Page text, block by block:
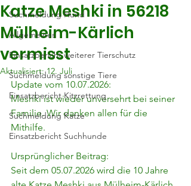
Suchmeldung Hund
Allgemeines
Einsatzbericht weiterer Tierschutz
Suchmeldung sonstige Tiere
Einsatzbericht Kitzrettung
Suchmeldung Katze
Einsatzbericht Suchhunde
Katze Meshki in 56218
Mülheim-Kärlich
vermisst
Aktualisiert:12. Juli
Update vom 10.07.2026:
Meshki ist wieder unversehrt bei seiner
Familie. Wir danken allen für die
Mithilfe.
Ursprünglicher Beitrag:
Seit dem 05.07.2026 wird die 10 Jahre